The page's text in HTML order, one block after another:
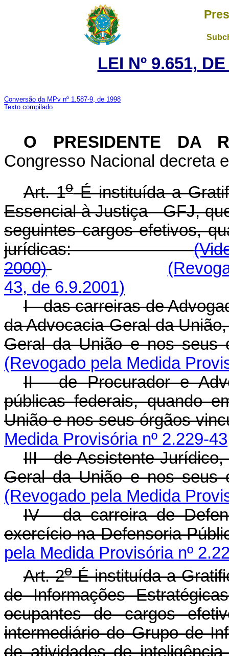
LEI Nº 9.651,
Conversão da MPv nº 1.587-9, de 1998
Texto compilado
O PRESIDENTE DA
Congresso Nacional decreta
Art. 1oÉ instituída a
Essencial à Justiça - GFJ,
seguintes cargos efetivos,
jurídicas:
2000)
43, de 6.9.2001)
I - das carreiras de
da Advocacia-Geral da
Geral da União e nos seus
(Revogado pela Medida
II - de Procurador e
públicas federais, quando
União e nos seus órgãos
Medida Provisória nº 2.229-
III - de Assistente
Geral da União e nos seus
(Revogado pela Medida
IV - da carreira de
exercício na Defensoria
pela Medida Provisória nº
Art. 2oÉ instituída a
de Informações
ocupantes de cargos
intermediário do Grupo de
de atividades de